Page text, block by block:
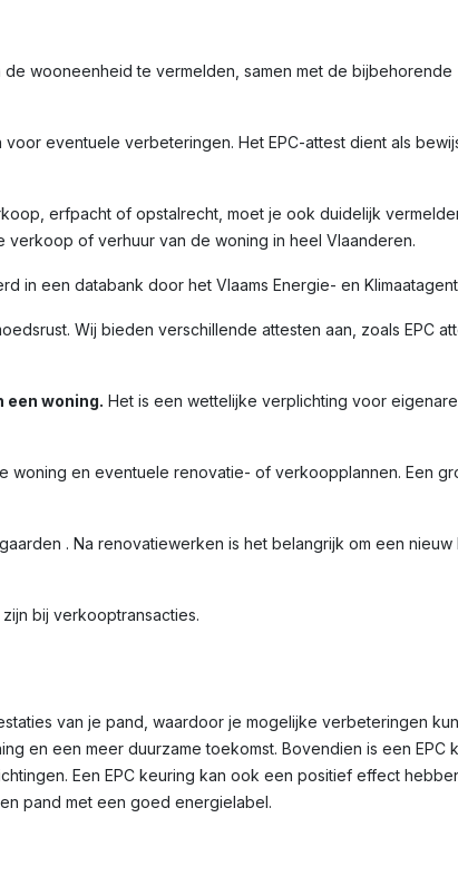
wooneenheid te vermelden, samen met de bijbehorende
eventuele verbeteringen. Het EPC-attest dient als
erfpacht of opstalrecht, moet je ook duidelijk
of verhuur van de woning in heel Vlaanderen.
in een databank door het Vlaams Energie- en
Wij bieden verschillende attesten aan, zoals EPC
woning. Het is een wettelijke verplichting voor
woning en eventuele renovatie- of verkoopplannen. Een
. Na renovatiewerken is het belangrijk om een nieuw
bij verkooptransacties.
van je pand, waardoor je mogelijke verbeteringen
en een meer duurzame toekomst. Bovendien is een EPC
Een EPC keuring kan ook een positief effect
pand met een goed energielabel.